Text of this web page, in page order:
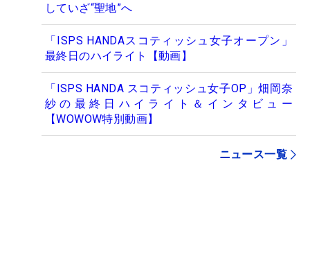
していざ“聖地”へ
「ISPS HANDAスコティッシュ女子オープン」
最終日のハイライト【動画】
「ISPS HANDA スコティッシュ女子OP」畑岡奈
紗の最終日ハイライト＆インタビュー
【WOWOW特別動画】
ニュース一覧